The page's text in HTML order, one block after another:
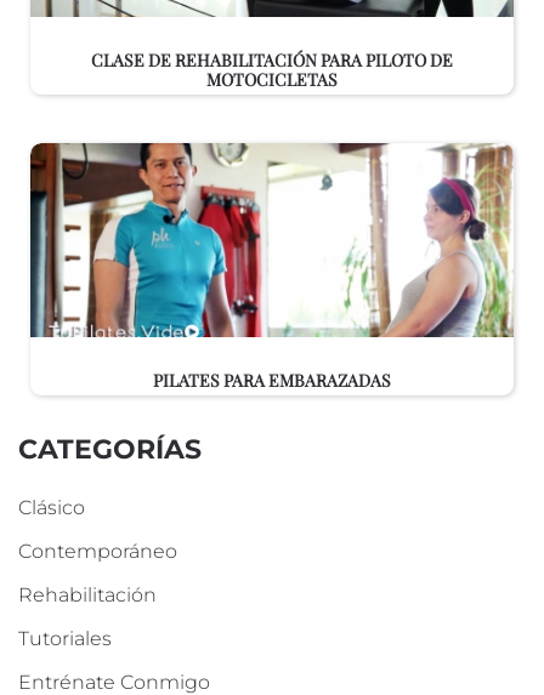
CLASE DE REHABILITACIÓN PARA PILOTO DE
MOTOCICLETAS
PILATES PARA EMBARAZADAS
CATEGORÍAS
Clásico
Contemporáneo
Rehabilitación
Tutoriales
Entrénate Conmigo